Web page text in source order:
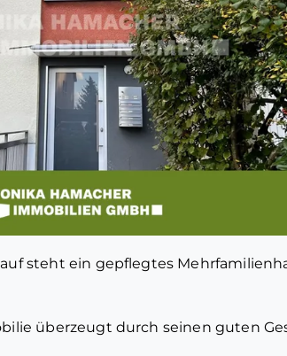
steht ein gepflegtes
überzeugt durch seinen guten